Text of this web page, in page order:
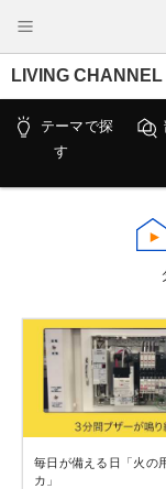
LIVING CHANNEL
テーマで探
す
毎日が備える日「火の
カ」